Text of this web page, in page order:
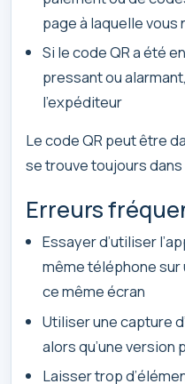
page à laquelle
Si le code QR a été
pressant ou
l’expéditeur
Le code QR peut être
se trouve toujours dans
Erreurs
Essayer d’utiliser
même téléphone sur
ce même écran
Utiliser une capture
alors qu’une
Laisser trop